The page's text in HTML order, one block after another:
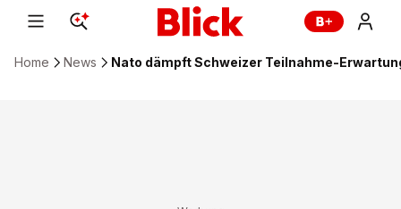
Home News Nato dämpft Schweizer Teilnahme-